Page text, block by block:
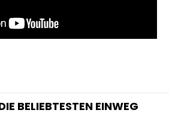
BELIEBTESTEN EINWEG